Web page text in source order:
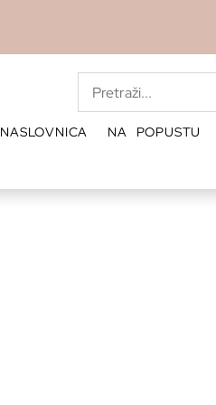
NASLOVNICA NA POPUSTU